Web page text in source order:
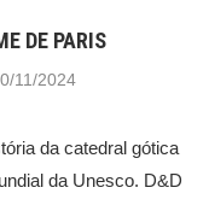
DE PARIS
11/2024
da catedral gótica
da Unesco. D&D